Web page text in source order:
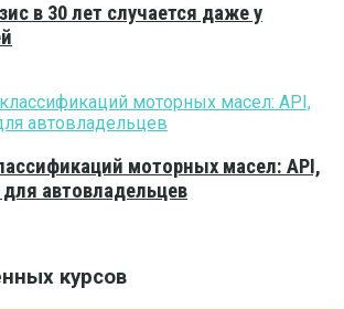
в 30 лет случается даже у
моторных масел: API,
автовладельцев
курсов